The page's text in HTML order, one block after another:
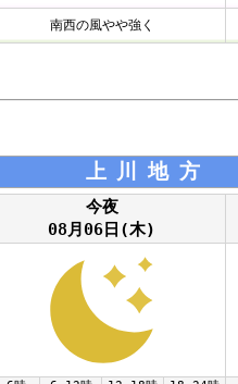
南西の風やや強く
上川地方
今夜
08月06日(木)